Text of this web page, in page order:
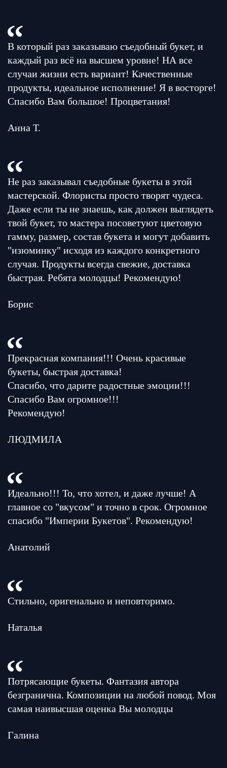
В который раз заказываю съедобный букет, и
каждый раз всё на высшем уровне! НА все
случаи жизни есть вариант! Качественные
продукты, идеальное исполнение! Я в восторге!
Спасибо Вам большое! Процветания!
Анна Т.
Не раз заказывал съедобные букеты в этой
мастерской. Флористы просто творят чудеса.
Даже если ты не знаешь, как должен выглядеть
твой букет, то мастера посоветуют цветовую
гамму, размер, состав букета и могут добавить
"изюминку" исходя из каждого конкретного
случая. Продукты всегда свежие, доставка
быстрая. Ребята молодцы! Рекомендую!
Борис
Прекрасная компания!!! Очень красивые
букеты, быстрая доставка!
Спасибо, что дарите радостные эмоции!!!
Спасибо Вам огромное!!!
Рекомендую!
ЛЮДМИЛА
Идеально!!! То, что хотел, и даже лучше! А
главное со "вкусом" и точно в срок. Огромное
спасибо "Империи Букетов". Рекомендую!
Анатолий
Стильно, оригенально и неповторимо.
Наталья
Потрясающие букеты. Фантазия автора
безгранична. Композиции на любой повод. Моя
самая наивысшая оценка Вы молодцы
Галина